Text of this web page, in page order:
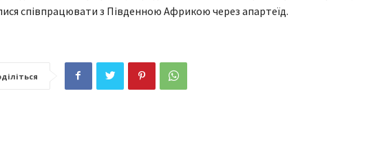
співпрацювати з Південною Африкою через апартеїд.